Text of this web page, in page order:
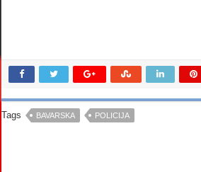
Tags BAVARSKA POLICIJA